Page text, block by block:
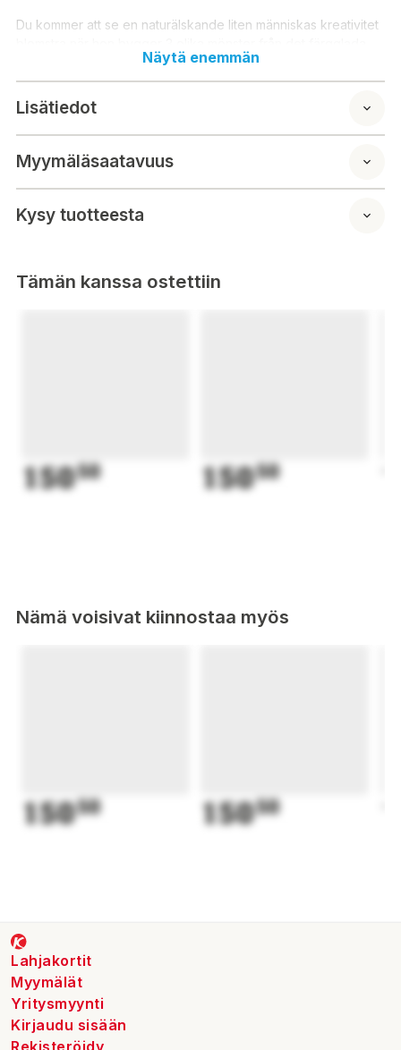
Du kommer att se en naturälskande liten människas kreativitet
My First Flower and Bee-setet.
Rekommenderas för 1,5+ år
Näytä enemmän
Lisätiedot
Myymäläsaatavuus
Kysy tuotteesta
Tämän kanssa ostettiin
15050 15050
Nämä voisivat kiinnostaa myös
15050 15050
Lahjakortit
Myymälät
Yritysmyynti
Kirjaudu sisään
Rekisteröidy